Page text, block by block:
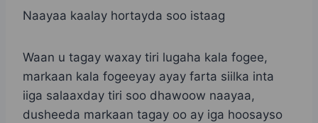
Naayaa kaalay hortayda soo istaag
Waan u tagay waxay tiri lugaha kala fogee,
markaan kala fogeeyay ayay farta siilka inta
iiga salaaxday tiri soo dhawoow naayaa,
dusheeda markaan tagay oo ay iga hoosayso